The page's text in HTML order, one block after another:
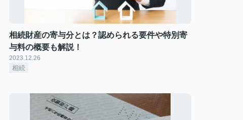
相続財産の寄与分とは？認められる要件や特別寄
与料の概要も解説！
2023.12.26
相続